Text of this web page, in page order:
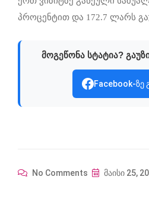
პროცენტით და 172.7 ლარს
მოგეწონა სტატია?
Facebook-ზე
No Comments მაისი 25,